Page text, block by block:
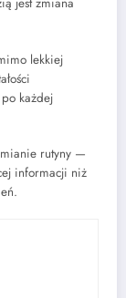
jest zmiana
lekkiej
każdej
rutyny —
informacji niż